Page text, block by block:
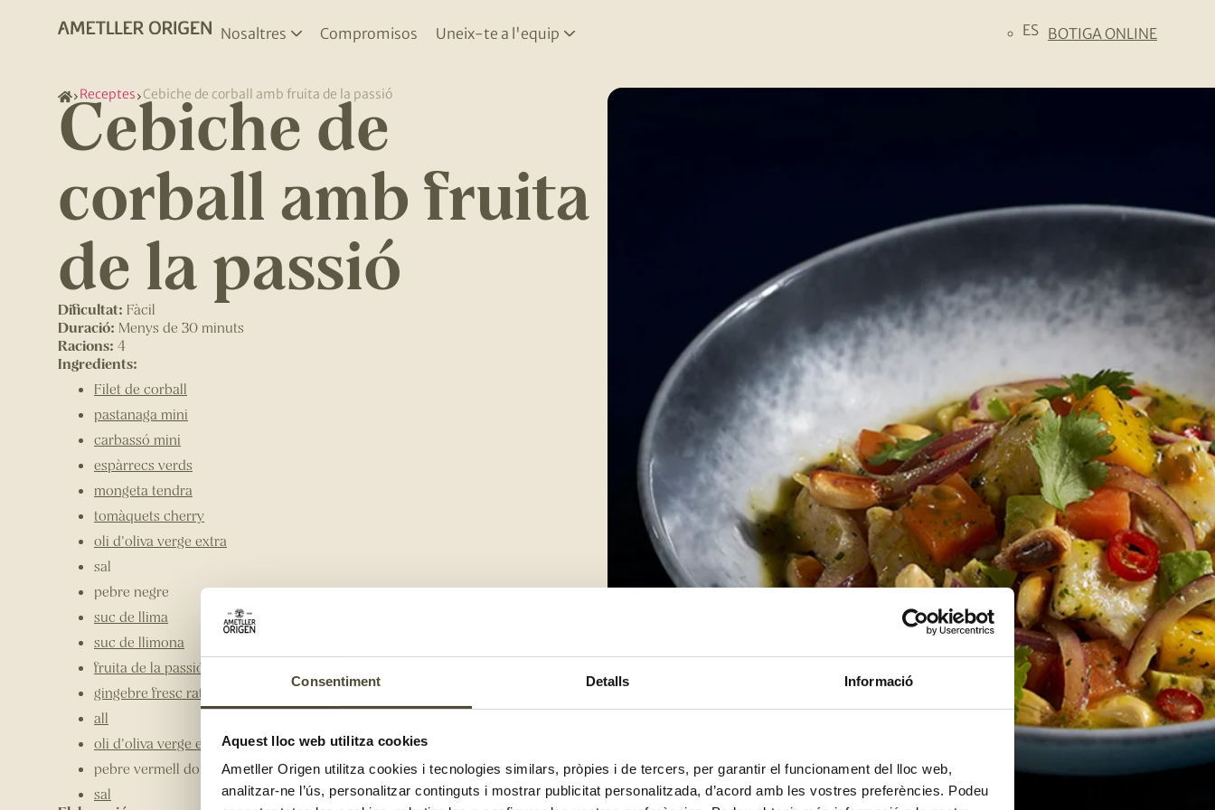
Consentiment Detalls Informació
Aquest lloc web utilitza cookies
Ametller Origen utilitza cookies i tecnologies similars, pròpies i de tercers, per garantir el funcionament del lloc web,
analitzar-ne l’ús, personalitzar continguts i mostrar publicitat personalitzada, d’acord amb les vostres preferències. Podeu
Nosaltres Compromisos Uneix-te a l'equip ES BOTIGA ONLINE
Receptes Cebiche de corball amb fruita de la passió
Cebiche de
corball amb fruita
de la passió
Dificultat: Fàcil
Duració: Menys de 30 minuts
Racions: 4
Ingredients:
Filet de corball
pastanaga mini
carbassó mini
espàrrecs verds
mongeta tendra
tomàquets cherry
oli d'oliva verge extra
sal
pebre negre
suc de llima
suc de llimona
fruita de la passió
gingebre fresc ratllat
all
oli d'oliva verge extre
pebre vermell dolç
sal